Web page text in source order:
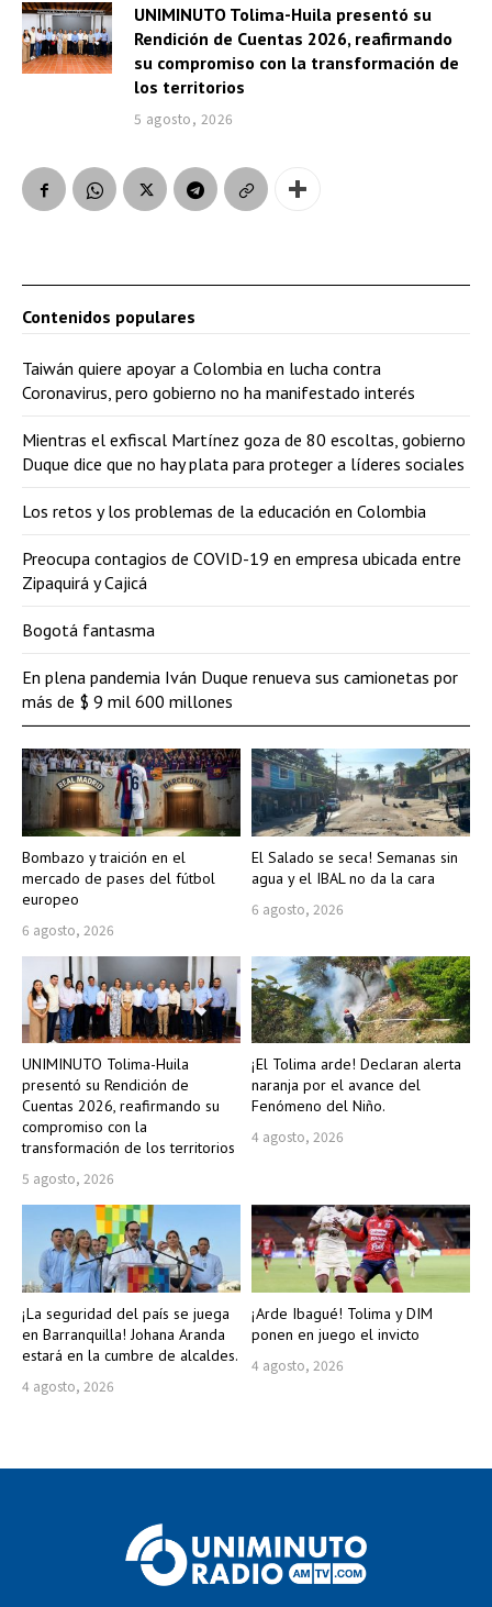
UNIMINUTO Tolima-Huila presentó su
Rendición de Cuentas 2026, reafirmando
su compromiso con la transformación de
los territorios
5 agosto, 2026
Bombazo y traición en el
mercado de pases del fútbol
europeo
6 agosto, 2026
El Salado se seca! Semanas sin
agua y el IBAL no da la cara
6 agosto, 2026
UNIMINUTO Tolima-Huila
presentó su Rendición de
Cuentas 2026, reafirmando su
compromiso con la
transformación de los territorios
5 agosto, 2026
¡El Tolima arde! Declaran alerta
naranja por el avance del
Fenómeno del Niño.
4 agosto, 2026
¡La seguridad del país se juega
en Barranquilla! Johana Aranda
estará en la cumbre de alcaldes.
4 agosto, 2026
¡Arde Ibagué! Tolima y DIM
ponen en juego el invicto
4 agosto, 2026
Contenidos populares
Taiwán quiere apoyar a Colombia en lucha contra
Coronavirus, pero gobierno no ha manifestado interés
Mientras el exfiscal Martínez goza de 80 escoltas, gobierno
Duque dice que no hay plata para proteger a líderes sociales
Los retos y los problemas de la educación en Colombia
Preocupa contagios de COVID-19 en empresa ubicada entre
Zipaquirá y Cajicá
Bogotá fantasma
En plena pandemia Iván Duque renueva sus camionetas por
más de $ 9 mil 600 millones